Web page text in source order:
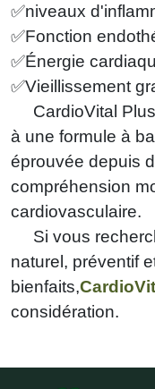
✅niveaux
✅Fonction
✅Énergie
✅Vieillissement
CardioVital Plus
à une formule à
éprouvée depuis
compréhension
cardiovasculaire.
Si vous
naturel, préventif
bienfaits,
considération.